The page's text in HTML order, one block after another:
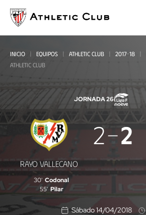
contenido
principal
INICIO EQUIPOS ATHLETIC CLUB 2017-18
ATHLETIC CLUB
JORNADA 26
Rayo
Vallecano
Athletic
Club
RAYO VALLECANO
2 2
30' Codonal
55' Pilar
Sábado 14/04/2018